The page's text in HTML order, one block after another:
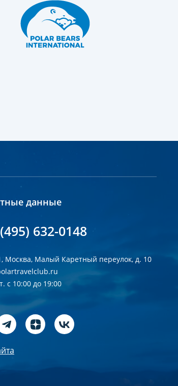
данные
632-0148
Москва, Малый Каретный переулок, д. 10
с 10:00 до 19:00